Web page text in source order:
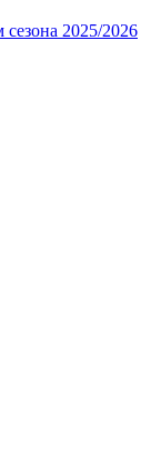
2025/2026